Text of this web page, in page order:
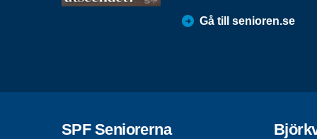
Gå till senioren.se
SPF Seniorerna